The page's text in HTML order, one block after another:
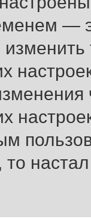
—
то